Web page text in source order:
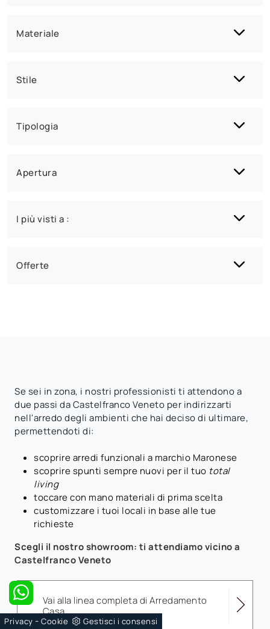
Materiale
Stile
Tipologia
Apertura
I più visti a :
Offerte
Se sei in zona, i nostri professionisti ti attendono a
due passi da Castelfranco Veneto per indirizzarti
nell'arredo degli ambienti che hai deciso di ultimare,
permettendoti di:
scoprire arredi funzionali a marchio Maronese
scoprire spunti sempre nuovi per il tuo total
living
toccare con mano materiali di prima scelta
customizzare i tuoi locali in base alle tue
richieste
Scegli il nostro showroom: ti attendiamo vicino a
Castelfranco Veneto
Vai alla linea completa di Arredamento
Casa
Privacy - Cookie Gestisci i consensi